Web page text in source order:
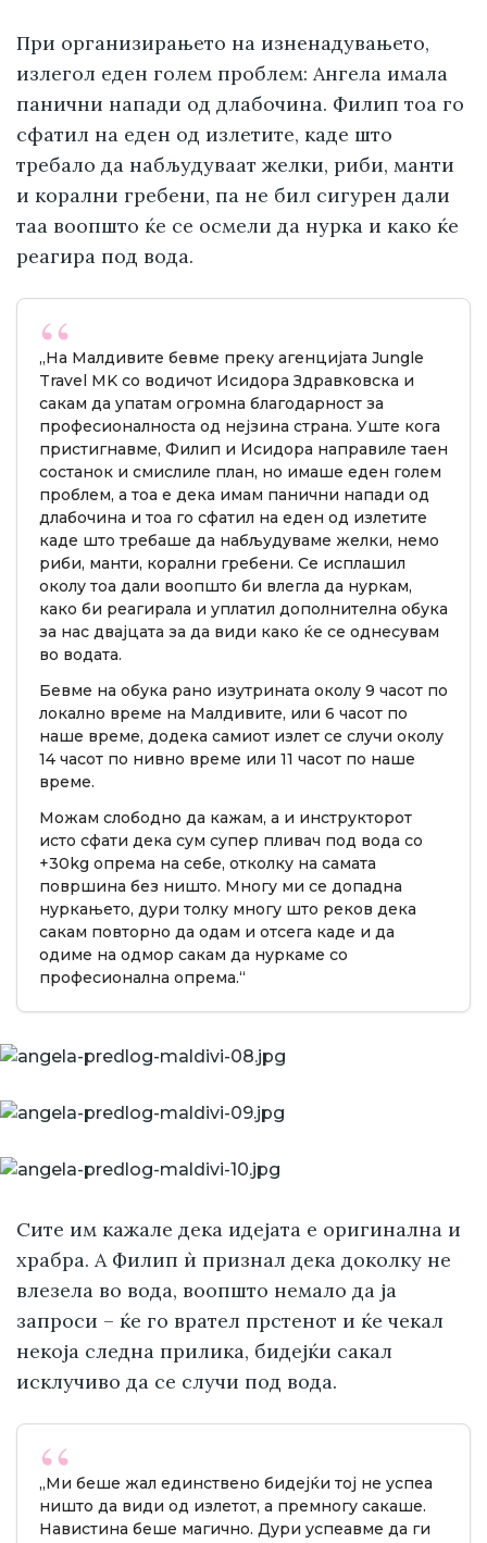
При организирањето на изненадувањето,
излегол еден голем проблем: Ангела имала
панични напади од длабочина. Филип тоа го
сфатил на еден од излетите, каде што
требало да набљудуваат желки, риби, манти
и корални гребени, па не бил сигурен дали
таа воопшто ќе се осмели да нурка и како ќе
реагира под вода.
„На Малдивите бевме преку агенцијата Jungle
Travel MK со водичот Исидора Здравковска и
сакам да упатам огромна благодарност за
професионалноста од нејзина страна. Уште кога
пристигнавме, Филип и Исидора направиле таен
состанок и смислиле план, но имаше еден голем
проблем, а тоа е дека имам панични напади од
длабочина и тоа го сфатил на еден од излетите
каде што требаше да набљудуваме желки, немо
риби, манти, корални гребени. Се исплашил
околу тоа дали воопшто би влегла да нуркам,
како би реагирала и уплатил дополнителна обука
за нас двајцата за да види како ќе се однесувам
во водата.
Бевме на обука рано изутрината околу 9 часот по
локално време на Малдивите, или 6 часот по
наше време, додека самиот излет се случи околу
14 часот по нивно време или 11 часот по наше
време.
Можам слободно да кажам, а и инструкторот
исто сфати дека сум супер пливач под вода со
+30kg опрема на себе, отколку на самата
површина без ништо. Многу ми се допадна
нуркањето, дури толку многу што реков дека
сакам повторно да одам и отсега каде и да
одиме на одмор сакам да нуркаме со
професионална опрема.“
Сите им кажале дека идејата е оригинална и
храбра. А Филип ѝ признал дека доколку не
влезела во вода, воопшто немало да ја
запроси – ќе го врател прстенот и ќе чекал
некоја следна прилика, бидејќи сакал
исклучиво да се случи под вода.
„Ми беше жал единствено бидејќи тој не успеа
ништо да види од излетот, а премногу сакаше.
Навистина беше магично. Дури успеавме да ги